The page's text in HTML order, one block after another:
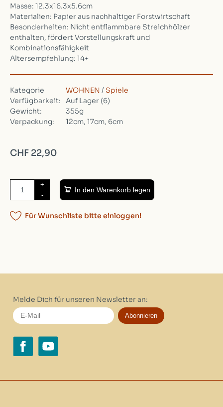
Masse: 12.3x16.3x5.6cm
Materialien: Papier aus nachhaltiger Forstwirtschaft
Besonderheiten: Nicht entflammbare Streichhölzer
enthalten, fördert Vorstellungskraft und
Kombinationsfähigkeit
Altersempfehlung: 14+
Kategorie WOHNEN / Spiele
Verfügbarkeit:
Auf Lager (6)
Gewicht:
355g
Verpackung:
12cm, 17cm, 6cm
CHF 22,90
+
-
In den Warenkorb legen
Für Wunschliste bitte einloggen!
Melde Dich für unseren Newsletter an:
Abonnieren